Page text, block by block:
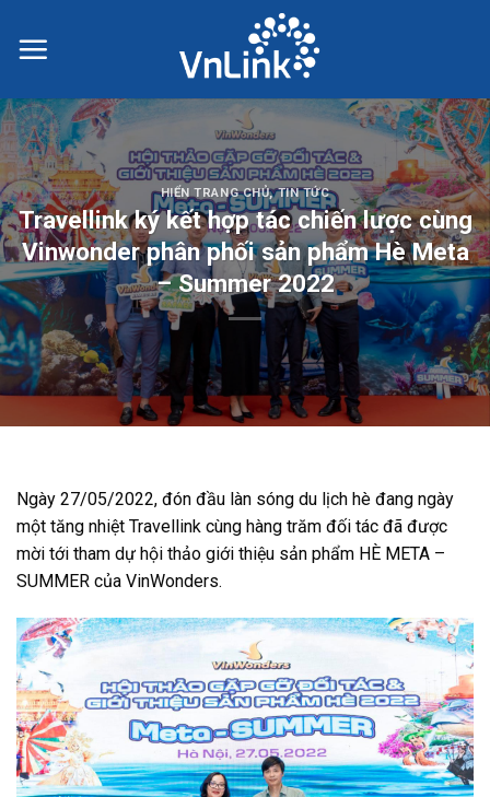
HIỂN TRANG CHỦ,TIN TỨC
Travellink ký kết hợp tác chiến lược cùng
Vinwonder phân phối sản phẩm Hè Meta
– Summer 2022
Ngày 27/05/2022, đón đầu làn sóng du lịch hè đang ngày
một tăng nhiệt Travellink cùng hàng trăm đối tác đã được
mời tới tham dự hội thảo giới thiệu sản phẩm HÈ META –
SUMMER của VinWonders.